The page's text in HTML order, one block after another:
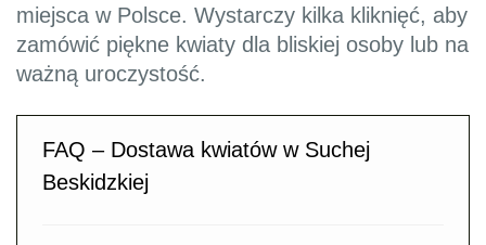
miejsca w Polsce. Wystarczy kilka kliknięć, aby
zamówić piękne kwiaty dla bliskiej osoby lub na
ważną uroczystość.
FAQ – Dostawa kwiatów w Suchej
Beskidzkiej